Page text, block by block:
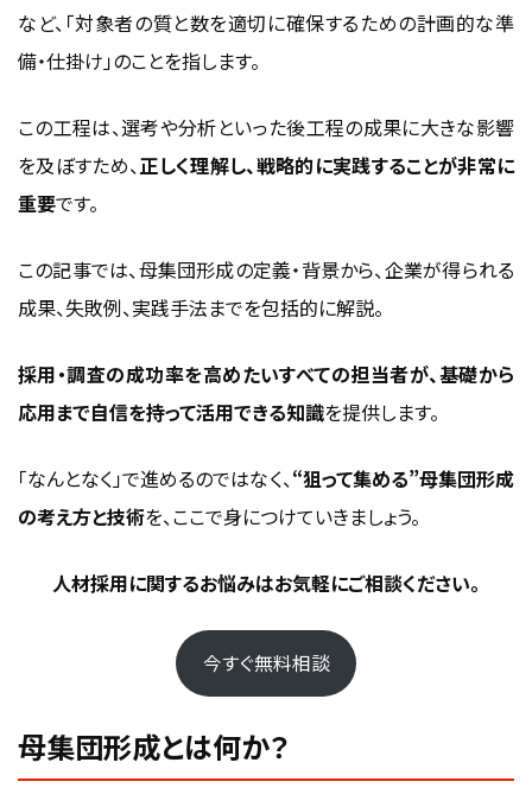
採用の質が変わる！即戦力となる人材とのマッチ率を向上
させる
定着率アップで離職コストを抑える組織づくりに貢献
失敗しないために知っておくべき母集団形成の
落とし穴
応募は来るのに決まらない…原因は「ターゲットの曖昧
さ」かも？
組もう
やりっぱなしは危険！採用活動は必ず検証と改善が命
ソーシャルメディアの活用
フォローアップの重要性
採用の母集団形成を増やすには？新卒採用で
押さえたい方法と見直しポイント
母集団形成を増やすにはターゲットに合う採用チャネルを
など、「対象者の質と数を適切に確保するための計画的な準
備・仕掛け」のことを指します。
この工程は、選考や分析といった後工程の成果に大きな影響
を及ぼすため、正しく理解し、戦略的に実践することが非常に
重要です。
この記事では、母集団形成の定義・背景から、企業が得られる
成果、失敗例、実践手法までを包括的に解説。
採用・調査の成功率を高めたいすべての担当者が、基礎から
応用まで自信を持って活用できる知識を提供します。
「なんとなく」で進めるのではなく、“狙って集める”母集団形成
の考え方と技術を、ここで身につけていきましょう。
人材採用に関するお悩みはお気軽にご相談ください。
今すぐ無料相談
母集団形成とは何か？